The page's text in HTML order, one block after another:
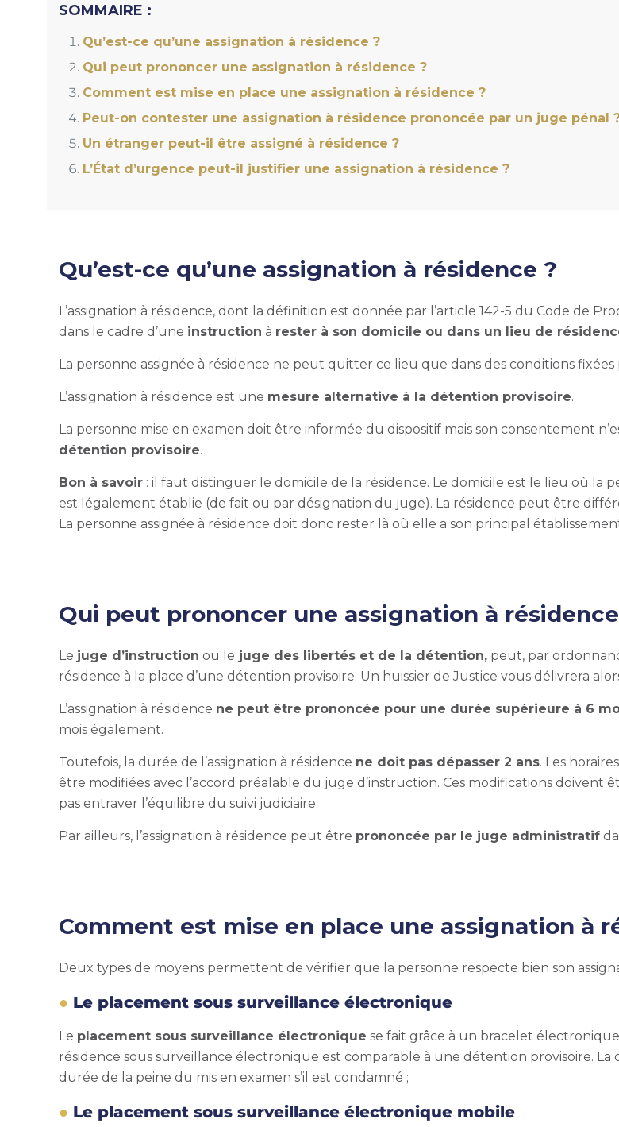
SOMMAIRE :
Qu’est-ce qu’une assignation à résidence ?
Qui peut prononcer une assignation à résidence ?
Comment est mise en place une assignation à résidence ?
Peut-on contester une assignation à résidence prononcée par un juge pénal
Un étranger peut-il être assigné à résidence ?
L’État d’urgence peut-il justifier une assignation à résidence ?
Qu’est-ce qu’une assignation à résidence ?
L’assignation à résidence, dont la définition est donnée par l’article 142-5 du Code de
dans le cadre d’une instruction à rester à son domicile ou dans un lieu de
La personne assignée à résidence ne peut quitter ce lieu que dans des conditions
L’assignation à résidence est une mesure alternative à la détention provisoire.
La personne mise en examen doit être informée du dispositif mais son consentement
détention provisoire.
Bon à savoir : il faut distinguer le domicile de la résidence. Le domicile est le lieu où
est légalement établie (de fait ou par désignation du juge). La résidence peut être
La personne assignée à résidence doit donc rester là où elle a son principal
Qui peut prononcer une assignation à
Le juge d’instruction ou le juge des libertés et de la détention, peut, par
résidence à la place d’une détention provisoire. Un huissier de Justice vous délivrera
L’assignation à résidence ne peut être prononcée pour une durée supérieure à 6
mois également.
Toutefois, la durée de l’assignation à résidence ne doit pas dépasser 2 ans. Les
être modifiées avec l’accord préalable du juge d’instruction. Ces modifications doivent
pas entraver l’équilibre du suivi judiciaire.
Par ailleurs, l’assignation à résidence peut être prononcée par le juge administratif
Comment est mise en place une assignation à
Deux types de moyens permettent de vérifier que la personne respecte bien son
Le placement sous surveillance électronique
Le placement sous surveillance électronique se fait grâce à un bracelet
résidence sous surveillance électronique est comparable à une détention provisoire.
durée de la peine du mis en examen s’il est condamné ;
Le placement sous surveillance électronique mobile